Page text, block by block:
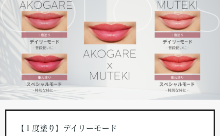
【１度塗り】デイリーモード